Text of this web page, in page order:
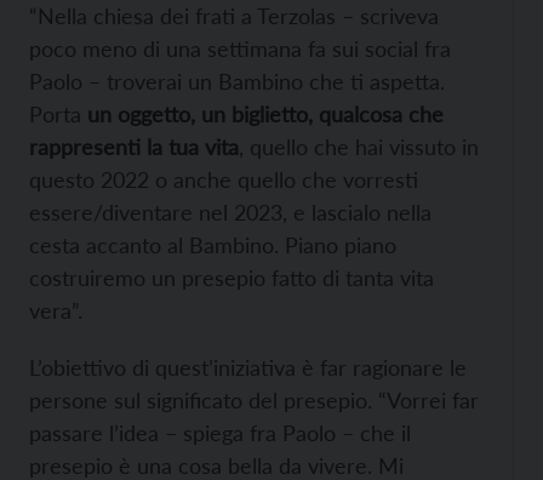
“Nella chiesa dei frati a Terzolas – scriveva
poco meno di una settimana fa sui social fra
Paolo – troverai un Bambino che ti aspetta.
Porta un oggetto, un biglietto, qualcosa che
rappresenti la tua vita , quello che hai vissuto in
questo 2022 o anche quello che vorresti
essere/diventare nel 2023, e lascialo nella
cesta accanto al Bambino. Piano piano
costruiremo un presepio fatto di tanta vita
vera”.
L’obiettivo di quest’iniziativa è far ragionare le
persone sul significato del presepio. “Vorrei far
passare l’idea – spiega fra Paolo – che il
presepio è una cosa bella da vivere. Mi